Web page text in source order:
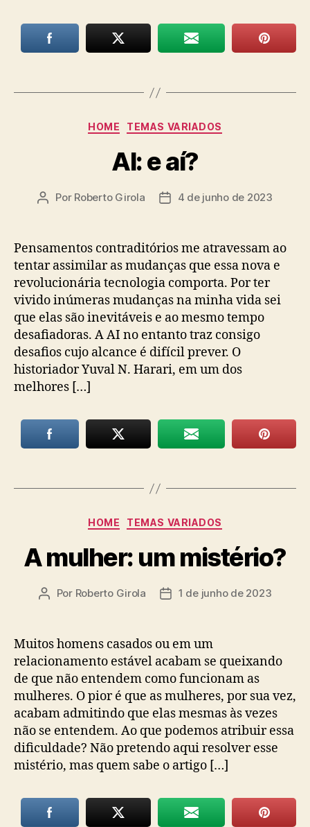
Categorias
HOME TEMAS VARIADOS
AI: e aí?
Autor
Por Roberto Girola
Data4 de junho de 2023
Pensamentos contraditórios me atravessam ao
tentar assimilar as mudanças que essa nova e
revolucionária tecnologia comporta. Por ter
vivido inúmeras mudanças na minha vida sei
que elas são inevitáveis e ao mesmo tempo
desafiadoras. A AI no entanto traz consigo
desafios cujo alcance é difícil prever. O
historiador Yuval N. Harari, em um dos
melhores […]
Categorias
HOME TEMAS VARIADOS
A mulher: um mistério?
Autor
Por Roberto Girola
Data1 de junho de 2023
Muitos homens casados ou em um
relacionamento estável acabam se queixando
de que não entendem como funcionam as
mulheres. O pior é que as mulheres, por sua vez,
acabam admitindo que elas mesmas às vezes
não se entendem. Ao que podemos atribuir essa
dificuldade? Não pretendo aqui resolver esse
mistério, mas quem sabe o artigo […]